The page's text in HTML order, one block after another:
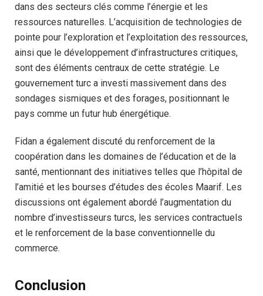
dans des secteurs clés comme l’énergie et les
ressources naturelles. L’acquisition de technologies de
pointe pour l’exploration et l’exploitation des ressources,
ainsi que le développement d’infrastructures critiques,
sont des éléments centraux de cette stratégie. Le
gouvernement turc a investi massivement dans des
sondages sismiques et des forages, positionnant le
pays comme un futur hub énergétique.
Fidan a également discuté du renforcement de la
coopération dans les domaines de l’éducation et de la
santé, mentionnant des initiatives telles que l’hôpital de
l’amitié et les bourses d’études des écoles Maarif. Les
discussions ont également abordé l’augmentation du
nombre d’investisseurs turcs, les services contractuels
et le renforcement de la base conventionnelle du
commerce.
Conclusion